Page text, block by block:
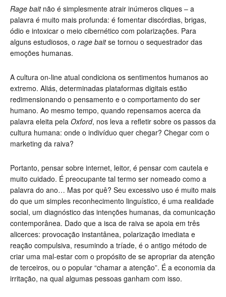
Rage bait não é simplesmente atrair inúmeros cliques – a
palavra é muito mais profunda: é fomentar discórdias, brigas,
ódio e intoxicar o meio cibernético com polarizações. Para
alguns estudiosos, o rage baitse tornou o sequestrador das
emoções humanas.
A cultura on-line atual condiciona os sentimentos humanos ao
extremo. Aliás, determinadas plataformas digitais estão
redimensionando o pensamento e o comportamento do ser
humano. Ao mesmo tempo, quando repensamos acerca da
palavra eleita pela Oxford, nos leva a refletir sobre os passos da
cultura humana: onde o indivíduo quer chegar? Chegar com o
marketing da raiva?
Portanto, pensar sobre internet, leitor, é pensar com cautela e
muito cuidado. É preocupante tal termo ser nomeado como a
palavra do ano… Mas por quê? Seu excessivo uso é muito mais
do que um simples reconhecimento linguístico, é uma realidade
social, um diagnóstico das intenções humanas, da comunicação
contemporânea. Dado que a isca de raiva se apoia em três
alicerces: provocação instantânea, polarização imediata e
reação compulsiva, resumindo a tríade, é o antigo método de
criar uma mal-estar com o propósito de se apropriar da atenção
de terceiros, ou o popular “chamar a atenção”. É a economia da
irritação, na qual algumas pessoas ganham com isso.